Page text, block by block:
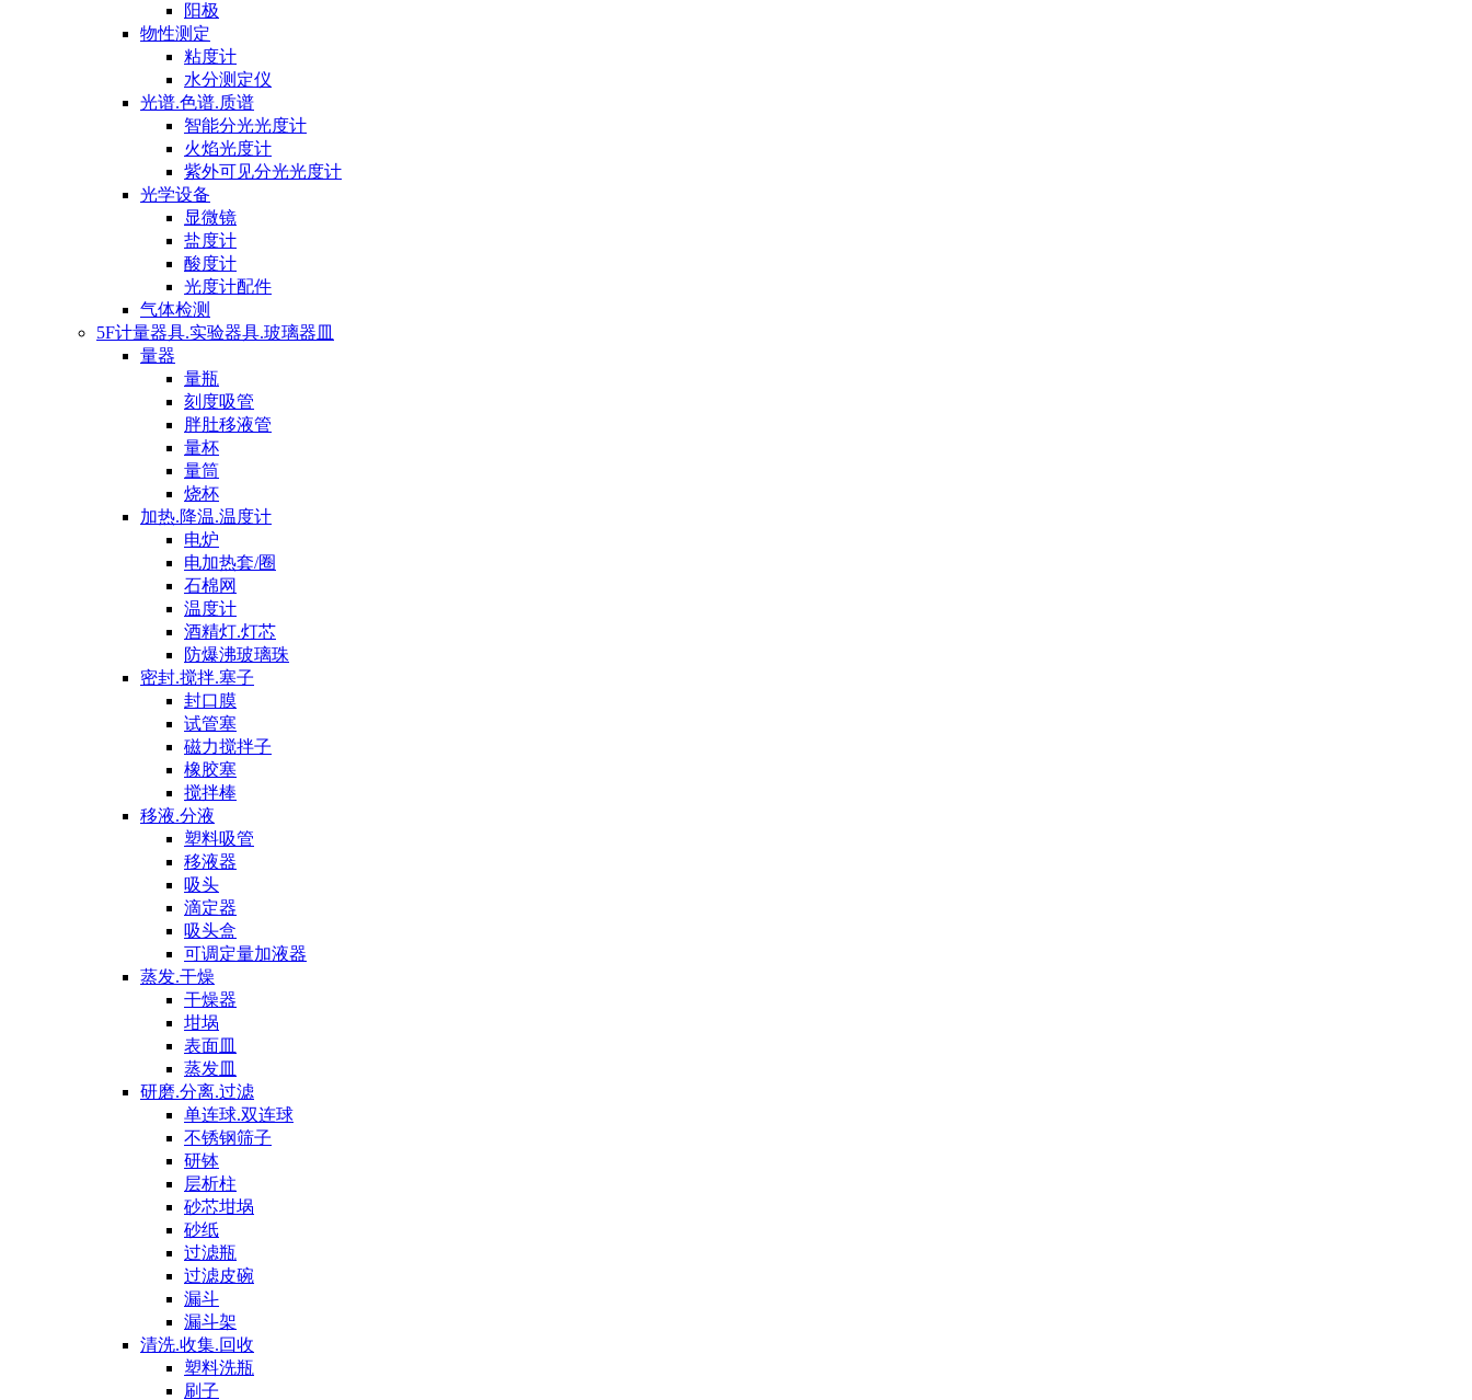
阳极
物性测定
粘度计
水分测定仪
光谱.色谱.质谱
智能分光光度计
火焰光度计
紫外可见分光光度计
光学设备
显微镜
盐度计
酸度计
光度计配件
气体检测
5F计量器具.实验器具.玻璃器皿
量器
量瓶
刻度吸管
胖肚移液管
量杯
量筒
烧杯
加热.降温.温度计
电炉
电加热套/圈
石棉网
温度计
酒精灯.灯芯
防爆沸玻璃珠
密封.搅拌.塞子
封口膜
试管塞
磁力搅拌子
橡胶塞
搅拌棒
移液.分液
塑料吸管
移液器
吸头
滴定器
吸头盒
可调定量加液器
蒸发.干燥
干燥器
坩埚
表面皿
蒸发皿
研磨.分离.过滤
单连球.双连球
不锈钢筛子
研钵
层析柱
砂芯坩埚
砂纸
过滤瓶
过滤皮碗
漏斗
漏斗架
清洗.收集.回收
塑料洗瓶
刷子